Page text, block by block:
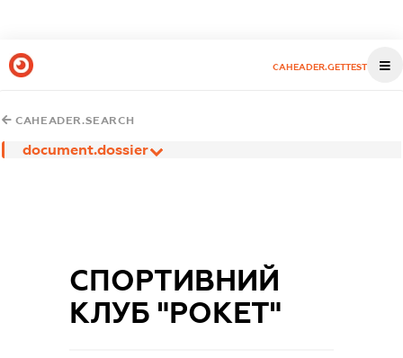
CAHEADER.GETTEST
CAHEADER.SEARCH
document.dossier
СПОРТИВНИЙ
КЛУБ "РОКЕТ"